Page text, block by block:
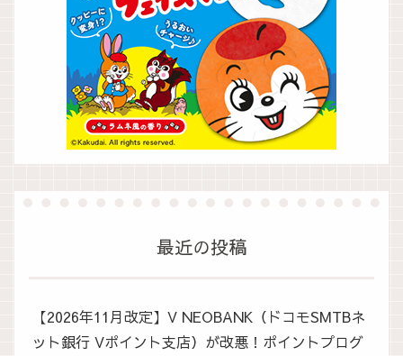
最近の投稿
【2026年11月改定】V NEOBANK（ドコモSMTBネ
ット銀行 Vポイント支店）が改悪！ポイントプログ